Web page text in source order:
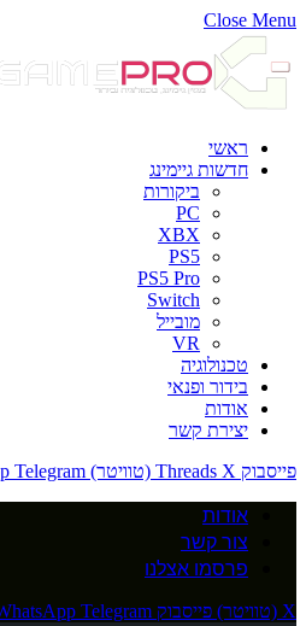
Close Menu
ראשי
חדשות גיימינג
ביקורות
PC
XBX
PS5
PS5 Pro
Switch
מובייל
VR
טכנולוגיה
בידור ופנאי
אודות
יצירת קשר
פייסבוק
Threads X (טוויטר) Telegram
אודות
צור קשר
פרסמו אצלנו
X (טוויטר) פייסבוק Telegram